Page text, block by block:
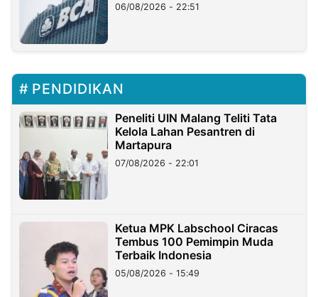
06/08/2026 - 22:51
PENDIDIKAN
Peneliti UIN Malang Teliti Tata
Kelola Lahan Pesantren di
Martapura
07/08/2026 - 22:01
Ketua MPK Labschool Ciracas
Tembus 100 Pemimpin Muda
Terbaik Indonesia
05/08/2026 - 15:49